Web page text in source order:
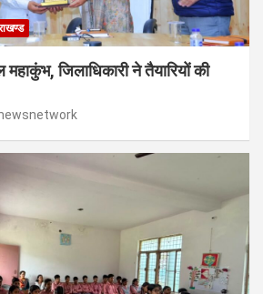
जिलाधिकारी ने तैयारियों की